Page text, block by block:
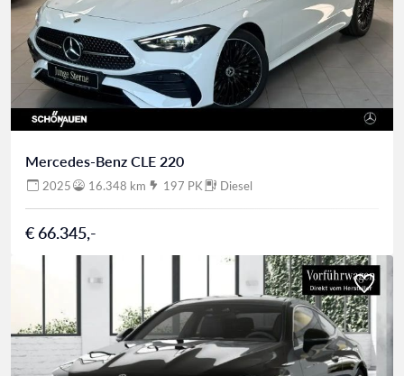
Mercedes-Benz CLE 220
2025 16.348 km 197 PK Diesel
€ 66.345,-